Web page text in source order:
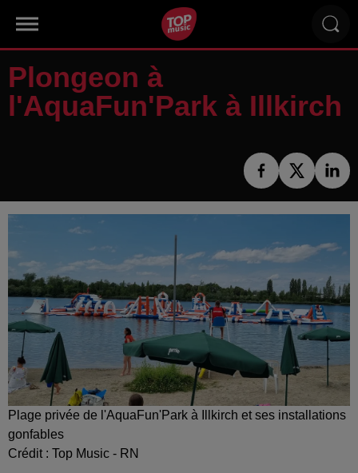
Plongeon à
l'AquaFun'Park à Illkirch
Plage privée de l'AquaFun'Park à Illkirch et ses installations
gonfables
Crédit : Top Music - RN